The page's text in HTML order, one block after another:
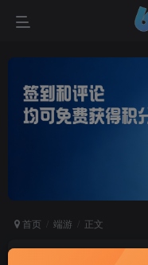
首页 端游 正文